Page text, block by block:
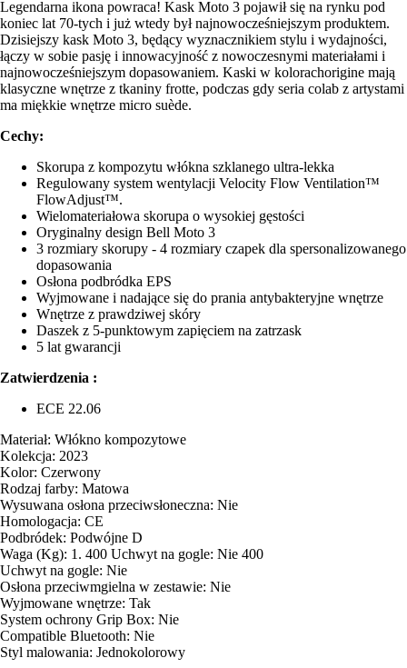
Legendarna ikona powraca! Kask Moto 3 pojawił się na rynku pod
koniec lat 70-tych i już wtedy był najnowocześniejszym produktem.
Dzisiejszy kask Moto 3, będący wyznacznikiem stylu i wydajności,
łączy w sobie pasję i innowacyjność z nowoczesnymi materiałami i
najnowocześniejszym dopasowaniem. Kaski w kolorachorigine mają
klasyczne wnętrze z tkaniny frotte, podczas gdy seria colab z artystami
ma miękkie wnętrze micro suède.
Cechy:
Skorupa z kompozytu włókna szklanego ultra-lekka
Regulowany system wentylacji Velocity Flow Ventilation™
FlowAdjust™.
Wielomateriałowa skorupa o wysokiej gęstości
Oryginalny design Bell Moto 3
3 rozmiary skorupy - 4 rozmiary czapek dla spersonalizowanego
dopasowania
Osłona podbródka EPS
Wyjmowane i nadające się do prania antybakteryjne wnętrze
Wnętrze z prawdziwej skóry
Daszek z 5-punktowym zapięciem na zatrzask
5 lat gwarancji
Zatwierdzenia :
ECE 22.06
Materiał: Włókno kompozytowe
Kolekcja: 2023
Kolor: Czerwony
Rodzaj farby: Matowa
Wysuwana osłona przeciwsłoneczna: Nie
Homologacja: CE
Podbródek: Podwójne D
Waga (Kg): 1. 400 Uchwyt na gogle: Nie 400
Uchwyt na gogle: Nie
Osłona przeciwmgielna w zestawie: Nie
Wyjmowane wnętrze: Tak
System ochrony Grip Box: Nie
Compatible Bluetooth: Nie
Styl malowania: Jednokolorowy